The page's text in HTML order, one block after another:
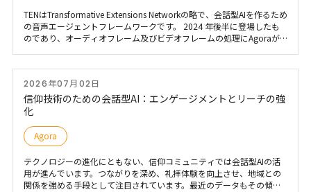
TENはTransformative Extensions Networkの略で、会話型AIを作るため
の音声エージェントフレームワークです。 2024 年後半に登場したも
のであり、オーディオフレーム及びビデオフレームの処理にAgoraが
https://www.theten.ai/
2026年07月02日
信仰技術のための会話型AI：エンゲージメントとリーチの強
化
Agora
テクノロジーの進化にともない、信仰コミュニティでは会話型AIの活
用が進んでいます。つながりを深め、礼拝体験を向上させ、地域との
関係を強める手段として注目されています。最近のデータもその傾向